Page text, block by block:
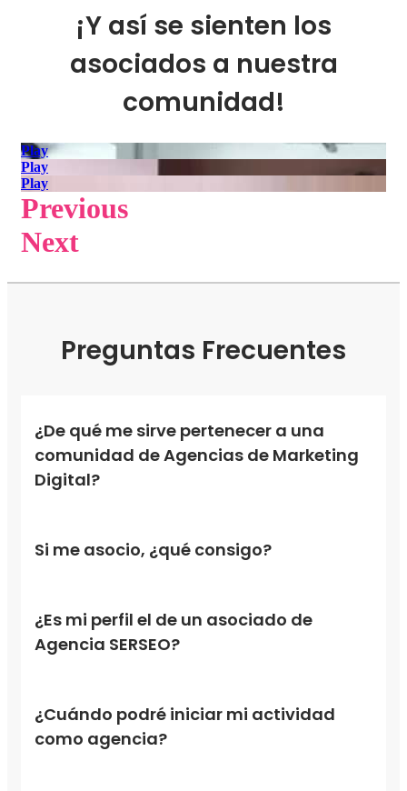
¡Y así se sienten los
asociados a nuestra
comunidad!
Play
Play
Play
Previous
Next
Preguntas Frecuentes
¿De qué me sirve pertenecer a una
comunidad de Agencias de Marketing
Digital?
Si me asocio, ¿qué consigo?
¿Es mi perfil el de un asociado de
Agencia SERSEO?
¿Cuándo podré iniciar mi actividad
como agencia?